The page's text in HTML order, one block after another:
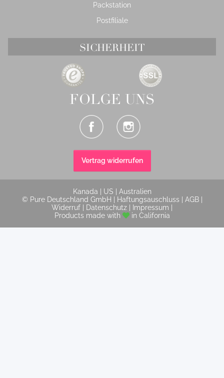
Packstation
Postfiliale
SICHERHEIT
FOLGE UNS
Vertrag widerrufen
Kanada US
Australien
© Pure Deutschland GmbH |
Haftungsauschluss AGB
Widerruf
Datenschutz Impressum
Products made with
in California